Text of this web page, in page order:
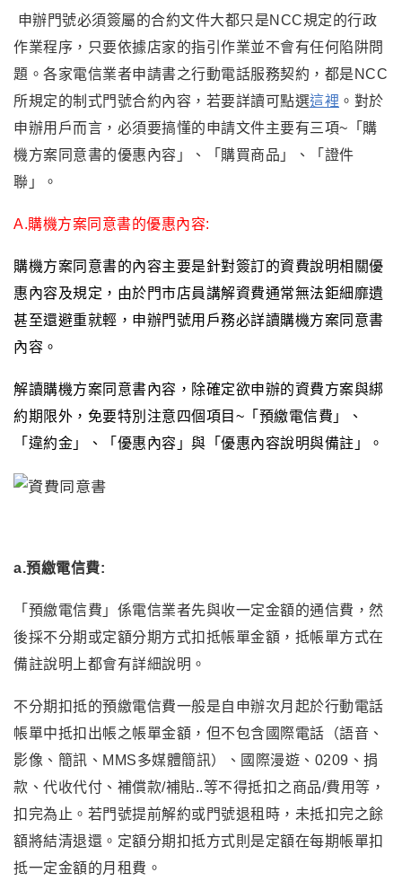
申辦門號必須簽屬的合約文件大都只是NCC規定的行政
作業程序 ， 只要依據店家的指引作業並不會有任何陷阱問
題 。各家電信業者申請書之行動電話服務契約 ， 都是NCC
所規定的制式門號合約內容 ， 若要詳讀可點選這裡 。對於
申辦用戶而言 ， 必須要搞懂的申請文件主要有三項~ 「 購
機方案同意書的優惠內容 」 、 「購買商品」 、
「證件
聯」
。
A.購機方案同意書的優惠內容:
購機方案同意書的內容主要是針對簽訂的資費說明相關優
惠內容及規定 ， 由於門市店員講解資費通常無法鉅細靡遺
甚至還避重就輕 ， 申辦門號用戶務必詳讀購機方案同意書
內容 。
解讀購機方案同意書內容 ， 除確定欲申辦的資費方案與綁
約期限外 ， 免要特別注意四個項目~「預繳電信費」、
「違約金」、「優惠內容」與 「優惠內容說明與備註」 。
a.預繳電信費:
「預繳電信費」係電信業者先與收一定金額的通信費，然
後採不分期或定額分期方式扣抵帳單金額，抵帳單方式在
備註說明上都會有詳細說明。
不分期扣抵的預繳電信費一般是自申辦次月起於行動電話
帳單中抵扣出帳之帳單金額 ， 但不包含國際電話（語音、
影像、簡訊、MMS多媒體簡訊）、國際漫遊、0209、捐
款、代收代付、補償款/補貼..等不得抵扣之商品/費用等，
扣完為止。若門號提前解約或門號退租時，未抵扣完之餘
額將結清退還。定額分期扣抵方式則是定額在每期帳單扣
抵一定金額的月租費 。